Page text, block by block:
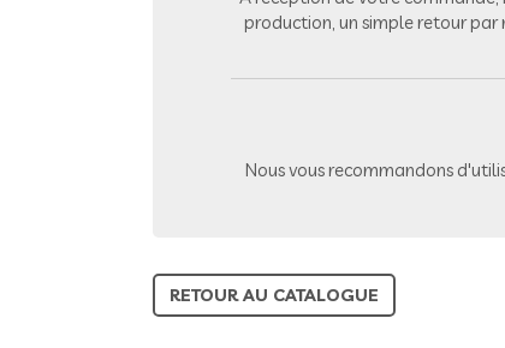
production, un simple retour
Nous vous recommandons
RETOUR AU CATALOGUE